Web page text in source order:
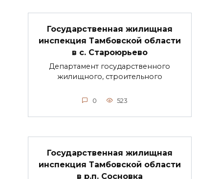
Государственная жилищная
инспекция Тамбовской области
в с. Староюрьево
Департамент государственного
жилищного, строительного
0 523
Государственная жилищная
инспекция Тамбовской области
в р.п. Сосновка